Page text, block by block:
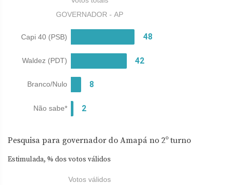
Pesquisa para governador do Amapá no 2º turno
Estimulada, % dos votos válidos